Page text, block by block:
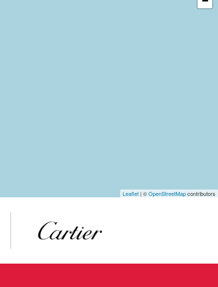
Leaflet | ©OpenStreetMapcontributors